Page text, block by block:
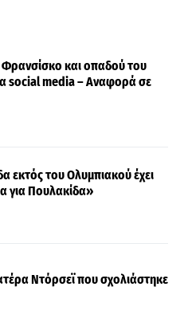
και οπαδού του
social media – Αναφορά σε
εκτός του Ολυμπιακού έχει
για Πουλακίδα»
Ντόρσεϊ που σχολιάστηκε